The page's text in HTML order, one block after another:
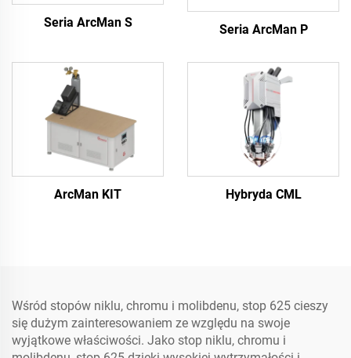
Seria ArcMan S Seria ArcMan P
ArcMan KIT Hybryda CML
Wśród stopów niklu, chromu i molibdenu, stop 625 cieszy
się dużym zainteresowaniem ze względu na swoje
wyjątkowe właściwości. Jako stop niklu, chromu i